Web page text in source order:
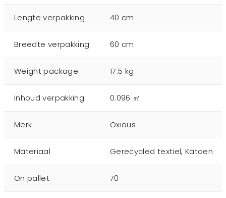
Lengte verpakking 40 cm
Breedte verpakking 60 cm
Weight package 17.5 kg
Inhoud verpakking 0.096 ㎥
Merk Oxious
Materiaal Gerecycled textiel, Katoen
On pallet 70